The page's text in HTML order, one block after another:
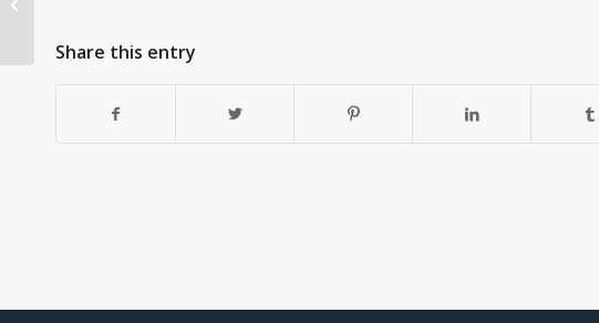
Share this entry